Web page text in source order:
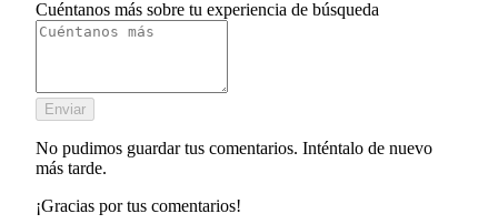
Cuéntanos más sobre tu experiencia de búsqueda
Enviar
No pudimos guardar tus comentarios. Inténtalo de nuevo
más tarde.
¡Gracias por tus comentarios!